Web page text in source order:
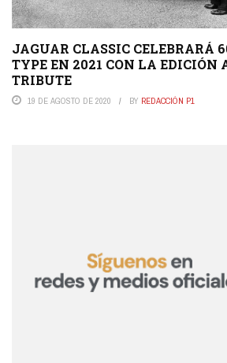
JAGUAR CLASSIC CELEBRARÁ
TYPE EN 2021 CON LA EDICIÓN
TRIBUTE
19 DE AGOSTO DE 2020 BY REDACCIÓN P1